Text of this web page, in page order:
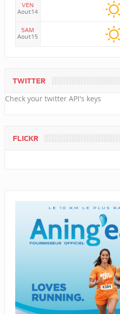
VEN
Aout14
SAM
Aout15
TWITTER
Check your twitter API's keys
FLICKR